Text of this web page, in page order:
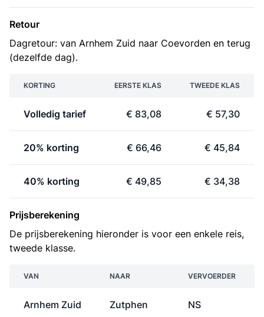
Retour
Dagretour: van Arnhem Zuid naar Coevorden en terug
(dezelfde dag).
KORTING EERSTE KLAS TWEEDE KLAS
Volledig tarief € 83,08 € 57,30
20% korting € 66,46 € 45,84
40% korting € 49,85 € 34,38
Prijsberekening
De prijsberekening hieronder is voor een enkele reis,
tweede klasse.
VAN NAAR VERVOERDER
Arnhem Zuid Zutphen NS